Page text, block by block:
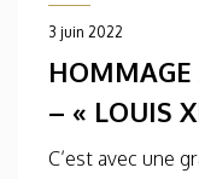
3 juin 2022
HOMMAGE
– « LOUIS
C’est avec une